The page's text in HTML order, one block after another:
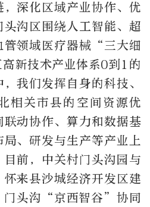
深化区域产业协作、优
沟区围绕人工智能、超
管领域医疗器械“三大细
新技术产业体系0到1的
我们发挥自身的科技、
相关市县的空间资源优
动协作、算力和数据基
、研发与生产等产业上
前，中关村门头沟园与
来县沙城经济开发区建
门头沟“京西智谷”协同